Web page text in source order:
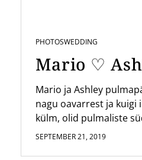
PHOTOSWEDDING
Mario ♡
Mario ja Ashley
nagu oavarrest ja kuigi
külm, olid pulmaliste
SEPTEMBER 21, 2019